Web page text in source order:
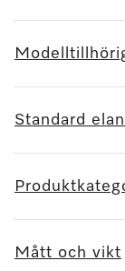
Standard
Mått och vikt